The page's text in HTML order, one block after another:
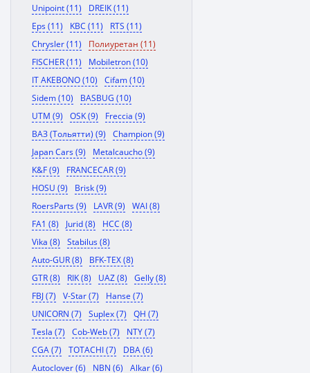
Unipoint (11)
DREIK (11)
Eps (11)
KBC (11)
RTS (11)
Chrysler (11)
Полиуретан (11)
FISCHER (11)
Mobiletron (10)
IT AKEBONO (10)
Cifam (10)
Sidem (10)
BASBUG (10)
UTM (9)
OSK (9)
Freccia (9)
ВАЗ (Тольятти) (9)
Champion (9)
Japan Cars (9)
Metalcaucho (9)
K&F (9)
FRANCECAR (9)
HOSU (9)
Brisk (9)
RoersParts (9)
LAVR (9)
WAI (8)
FA1 (8)
Jurid (8)
HCC (8)
Vika (8)
Stabilus (8)
Auto-GUR (8)
BFK-TEX (8)
GTR (8)
RIK (8) UAZ (8)
Gelly (8)
FBJ (7)
V-Star (7)
Hanse (7)
UNICORN (7)
Suplex (7)
QH (7)
Tesla (7)
Cob-Web (7)
NTY (7)
CGA (7)
TOTACHI (7)
DBA (6)
Autoclover (6)
NBN (6)
Alkar (6)